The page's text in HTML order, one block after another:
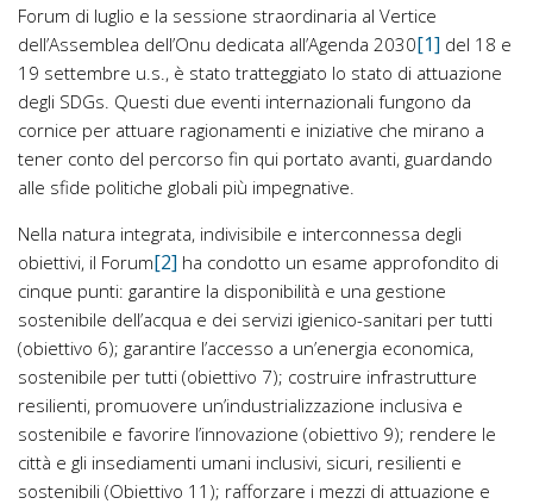
Forum di luglio e la sessione straordinaria al Vertice
dell’Assemblea dell’Onu dedicata all’Agenda 2030[1] del 18 e
19 settembre u.s., è stato tratteggiato lo stato di attuazione
degli SDGs. Questi due eventi internazionali fungono da
cornice per attuare ragionamenti e iniziative che mirano a
tener conto del percorso fin qui portato avanti, guardando
alle sfide politiche globali più impegnative.
Nella natura integrata, indivisibile e interconnessa degli
obiettivi, il Forum[2] ha condotto un esame approfondito di
cinque punti: garantire la disponibilità e una gestione
sostenibile dell’acqua e dei servizi igienico-sanitari per tutti
(obiettivo 6); garantire l’accesso a un’energia economica,
sostenibile per tutti (obiettivo 7); costruire infrastrutture
resilienti, promuovere un’industrializzazione inclusiva e
sostenibile e favorire l’innovazione (obiettivo 9); rendere le
città e gli insediamenti umani inclusivi, sicuri, resilienti e
sostenibili (Obiettivo 11); rafforzare i mezzi di attuazione e